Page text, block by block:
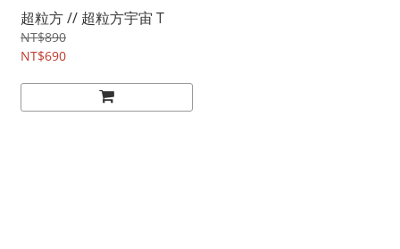
超粒方 // 超粒方宇宙 T
NT$890
NT$690